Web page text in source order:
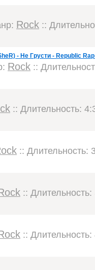
Rock ::
- Не Грусти - Republic
Rock ::
:: Длительность:
:: Длительность:
::
::